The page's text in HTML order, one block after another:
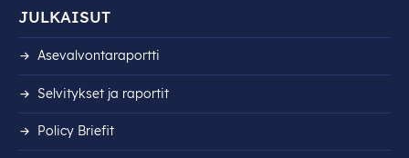
JULKAISUT
Asevalvontaraportti
Selvitykset ja raportit
Policy Briefit